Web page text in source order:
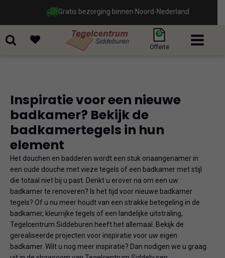
Gratis bezorging binnen Noord-Nederland
0
Offerte
Inspiratie voor een nieuwe
badkamer? Bekijk de
badkamertegels in hun
element
Het douchen en badderen wordt een stuk onaangenamer in
een oude douche met vieze tegels of een badkamer met stijl
die totaal niet bij u past. Denkt u erover na om een uw
badkamer te renoveren? Is het tijd voor nieuwe badkamer
tegels? Of u nu meer houdt van een strakke betegeling in de
badkamer, kleurrijke tegels of een landelijke uitstraling,
Tegelcentrum Siddeburen heeft het allemaal. Bekijk de
gerealiseerde projecten voor inspiratie voor uw eigen
badkamer. Wilt u nog meer inspiratie? Dan nodigen we u graag